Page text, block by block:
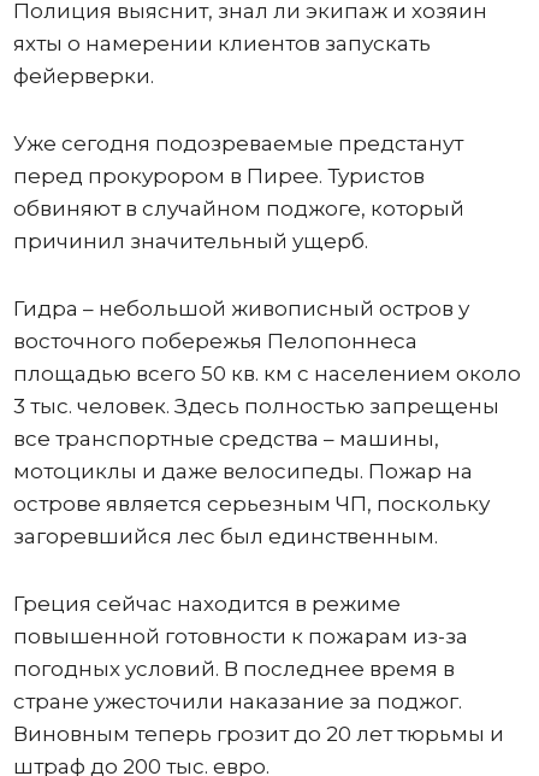
Полиция выяснит, знал ли экипаж и хозяин
яхты о намерении клиентов запускать
фейерверки.
Уже сегодня подозреваемые предстанут
перед прокурором в Пирее. Туристов
обвиняют в случайном поджоге, который
причинил значительный ущерб.
Гидра – небольшой живописный остров у
восточного побережья Пелопоннеса
площадью всего 50 кв. км с населением около
3 тыс. человек. Здесь полностью запрещены
все транспортные средства – машины,
мотоциклы и даже велосипеды. Пожар на
острове является серьезным ЧП, поскольку
загоревшийся лес был единственным.
Греция сейчас находится в режиме
повышенной готовности к пожарам из-за
погодных условий. В последнее время в
стране ужесточили наказание за поджог.
Виновным теперь грозит до 20 лет тюрьмы и
штраф до 200 тыс. евро.